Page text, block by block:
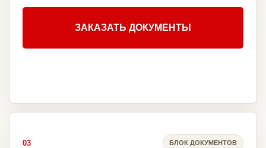
ЗАКАЗАТЬ ДОКУМЕНТЫ
03 БЛОК ДОКУМЕНТОВ